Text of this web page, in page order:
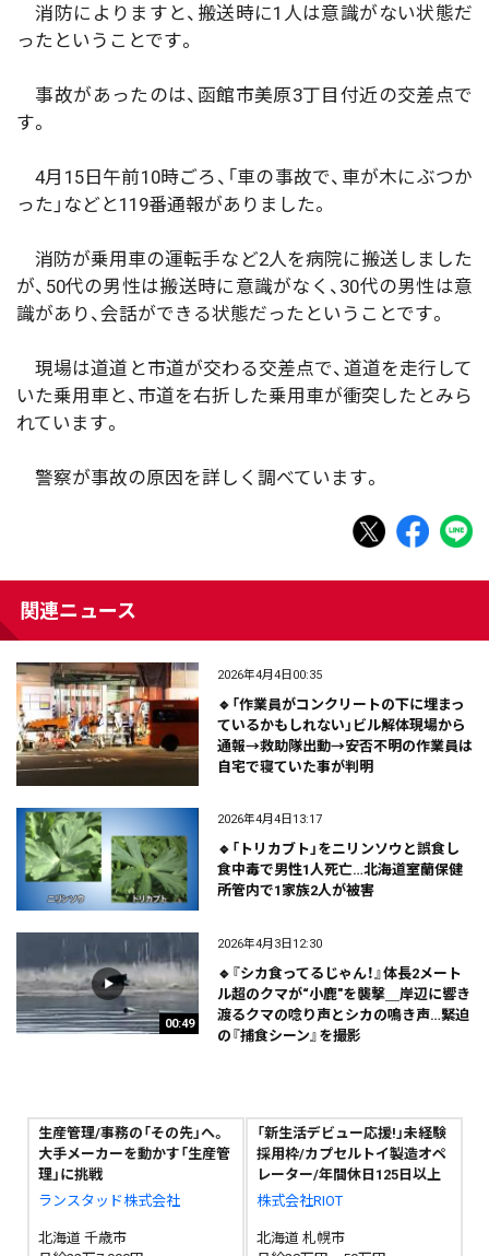
消防によりますと、搬送時に1人は意識がない状態だ
ったということです。
事故があったのは、函館市美原3丁目付近の交差点で
す。
4月15日午前10時ごろ、「車の事故で、車が木にぶつか
った」などと119番通報がありました。
消防が乗用車の運転手など2人を病院に搬送しました
が、50代の男性は搬送時に意識がなく、30代の男性は意
識があり、会話ができる状態だったということです。
現場は道道と市道が交わる交差点で、道道を走行して
いた乗用車と、市道を右折した乗用車が衝突したとみら
れています。
警察が事故の原因を詳しく調べています。
関連ニュース
2026年4月4日00:35
🔹「作業員がコンクリートの下に埋まっ
ているかもしれない」ビル解体現場から
通報→救助隊出動→安否不明の作業員は
自宅で寝ていた事が判明
2026年4月4日13:17
🔹「トリカブト」をニリンソウと誤食し
食中毒で男性1人死亡…北海道室蘭保健
所管内で1家族2人が被害
00:49
2026年4月3日12:30
🔹『シカ食ってるじゃん！』体長2メート
ル超のクマが“小鹿"を襲撃＿岸辺に響き
渡るクマの唸り声とシカの鳴き声…緊迫
の『捕食シーン』を撮影
生産管理/事務の「その先」へ。
大手メーカーを動かす「生産管
理」に挑戦
ランスタッド株式会社
北海道 千歳市
「新生活デビュー応援!」未経験
採用枠/カプセルトイ製造オペ
レーター/年間休日125日以上
株式会社RIOT
北海道 札幌市